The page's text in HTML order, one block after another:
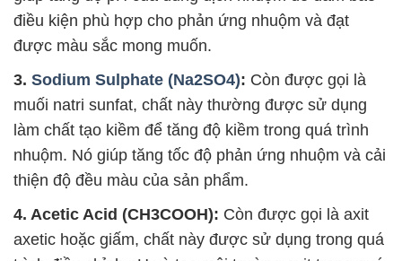
điều kiện phù hợp cho phản ứng nhuộm và đạt
được màu sắc mong muốn.
3. Sodium Sulphate (Na2SO4): Còn được gọi là
muối natri sunfat, chất này thường được sử dụng
làm chất tạo kiềm để tăng độ kiềm trong quá trình
nhuộm. Nó giúp tăng tốc độ phản ứng nhuộm và cải
thiện độ đều màu của sản phẩm.
4. Acetic Acid (CH3COOH): Còn được gọi là axit
axetic hoặc giấm, chất này được sử dụng trong quá